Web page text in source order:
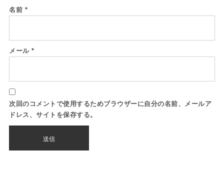
名前 *
メール*
次回のコメントで使用するためブラウザーに自分の名前、メールア
ドレス、サイトを保存する。